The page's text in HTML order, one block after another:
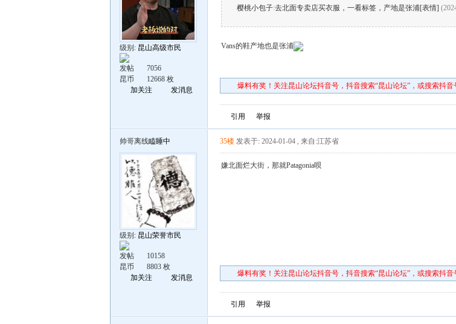
级别: 昆山高级市民
发帖
7056
昆币
12668 枚
加关注
发消息
樱桃小包子:去北面专卖店买衣服，一看标签，产地是张浦[表情]
Vans的鞋产地也是张浦
爆料有奖！关注昆山论坛抖音号，抖音搜索“昆山论坛”，或搜索抖音
引用 举报
帅哥离线瞌睡中
级别: 昆山荣誉市民
发帖
10158
昆币
8803 枚
加关注
发消息
35楼 发表于: 2024-01-04 , 来自:江苏省
嫌北面烂大街，那就Patagonia呗
爆料有奖！关注昆山论坛抖音号，抖音搜索“昆山论坛”，或搜索抖音
引用 举报